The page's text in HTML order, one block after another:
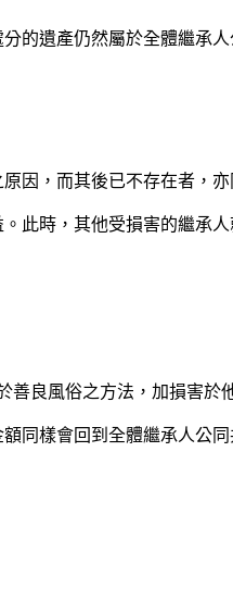
的遺產仍然屬於全體繼承人
因，而其後已不存在者，亦
此時，其他受損害的繼承
良風俗之方法，加損害於
同樣會回到全體繼承人公同